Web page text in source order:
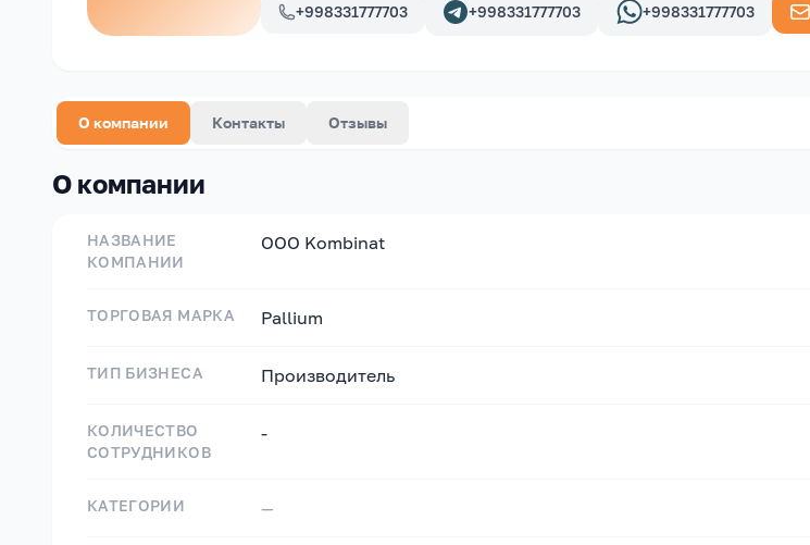
+998331777703 +998331777703 +998331777703
О компании Контакты Отзывы
О компании
НАЗВАНИЕ
КОМПАНИИ
OOO Kombinat
ТОРГОВАЯ МАРКА Pallium
ТИП БИЗНЕСА Производитель
КОЛИЧЕСТВО
СОТРУДНИКОВ
-
КАТЕГОРИИ —